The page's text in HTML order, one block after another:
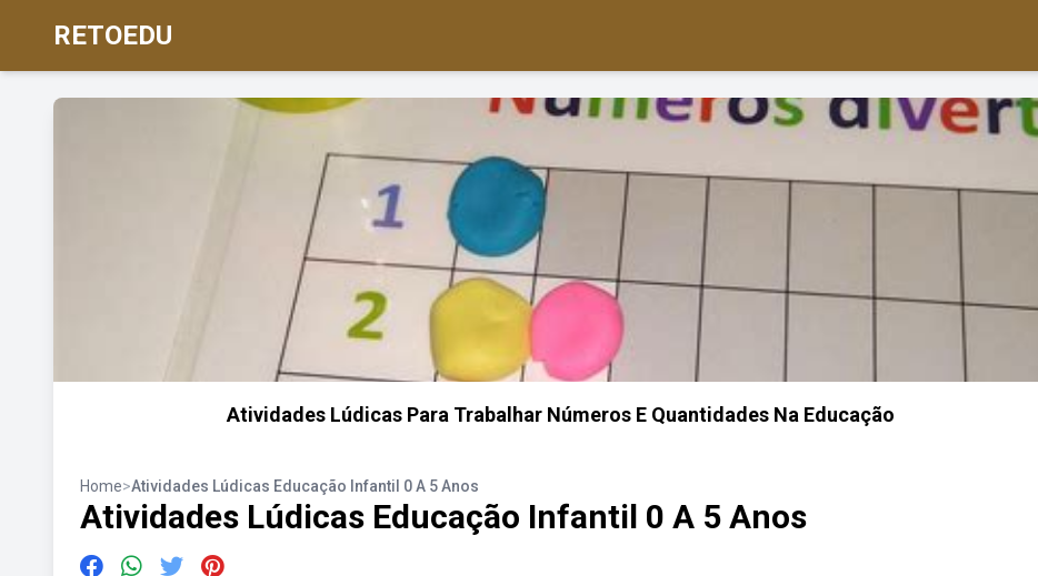
RETOEDU
Atividades Lúdicas Para Trabalhar Números E Quantidades Na Educação
Home>Atividades Lúdicas Educação Infantil 0 A 5 Anos
Atividades Lúdicas Educação Infantil 0 A 5 Anos